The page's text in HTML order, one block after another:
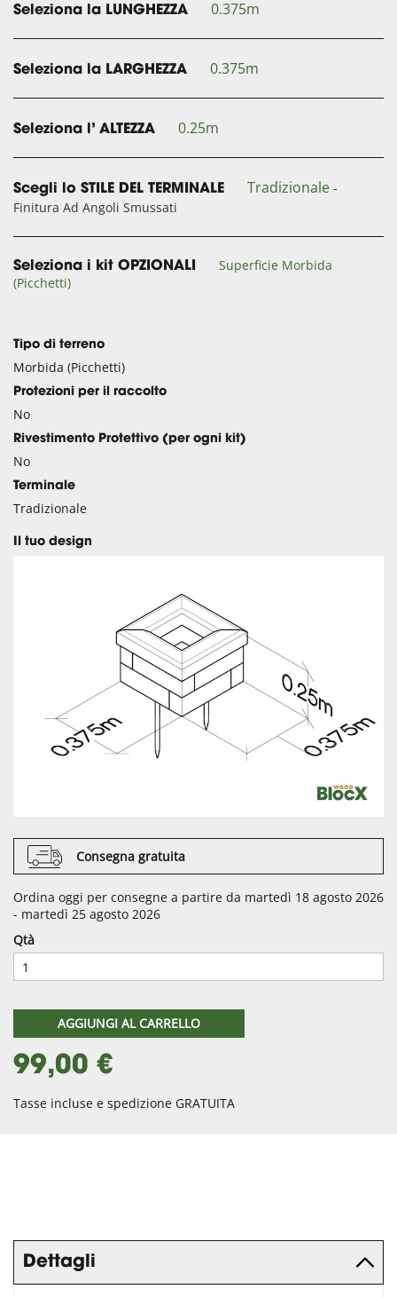
Seleziona la LUNGHEZZA 0.375m
Seleziona la LARGHEZZA 0.375m
Seleziona l’ ALTEZZA 0.25m
Scegli lo STILE DEL TERMINALE Tradizionale -
Finitura Ad Angoli Smussati
Seleziona i kit OPZIONALI
Superficie Morbida
(Picchetti)
Tipo di terreno
Morbida (Picchetti)
Protezioni per il raccolto
No
Rivestimento Protettivo (per ogni kit)
No
Terminale
Tradizionale
Il tuo design
Consegna gratuita
Ordina oggi per consegne a partire da martedì 18 agosto 2026
- martedì 25 agosto 2026
Qtà
AGGIUNGI AL CARRELLO
99,00 €
Tasse incluse e spedizione GRATUITA
Dettagli